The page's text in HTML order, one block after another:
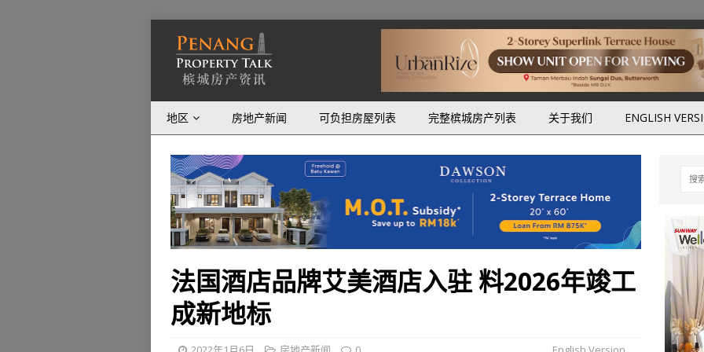
地区 房地产新闻 可负担房屋列表 完整槟城房产列表 关于我们 ENGLISH
法国酒店品牌艾美酒店入驻 料2026年竣工
成新地标